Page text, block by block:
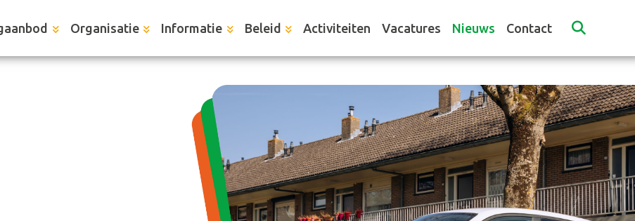
Organisatie Informatie Beleid Activiteiten Vacatures Nieuws Contact